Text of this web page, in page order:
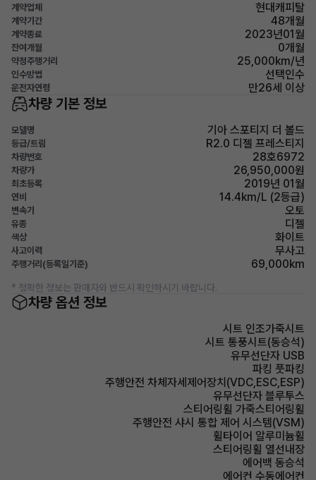
계약업체 현대캐피탈
계약기간 48개월
계약종료 2023년01월
잔여개월 0개월
약정주행거리 25,000km/년
인수방법 선택인수
운전자연령 만26세 이상
차량 기본 정보
모델명 기아 스포티지 더 볼드
등급/트림 R2.0 디젤 프레스티지
차량번호 28호6972
차량가 26,950,000원
최초등록 2019년 01월
연비 14.4km/L (2등급)
변속기 오토
유종 디젤
색상 화이트
사고이력 무사고
주행거리(등록일기준) 69,000km
* 정확한 정보는 판매자와 반드시 확인하시기 바랍니다.
차량 옵션 정보
시트 인조가죽시트
시트 통풍시트(동승석)
유무선단자 USB
파킹 풋파킹
주행안전 차체자세제어장치(VDC,ESC,ESP)
유무선단자 블루투스
스티어링휠 가죽스티어링휠
주행안전 샤시 통합 제어 시스템(VSM)
휠타이어 알루미늄휠
스티어링휠 열선내장
에어백 동승석
에어컨 수동에어컨